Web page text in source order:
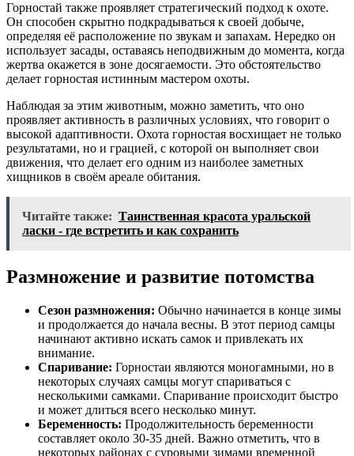
Горностай также проявляет стратегический подход к охоте.
Он способен скрытно подкрадываться к своей добыче,
определяя её расположение по звукам и запахам. Нередко он
использует засады, оставаясь неподвижным до момента, когда
жертва окажется в зоне досягаемости. Это обстоятельство
делает горностая истинным мастером охоты.
Наблюдая за этим животным, можно заметить, что оно
проявляет активность в различных условиях, что говорит о
высокой адаптивности. Охота горностая восхищает не только
результатами, но и грацией, с которой он выполняет свои
движения, что делает его одним из наиболее заметных
хищников в своём ареале обитания.
Читайте также: Таинственная красота уральской
ласки - где встретить и как сохранить
Размножение и развитие потомства
Сезон размножения: Обычно начинается в конце зимы
и продолжается до начала весны. В этот период самцы
начинают активно искать самок и привлекать их
внимание.
Спаривание: Горностаи являются моногамными, но в
некоторых случаях самцы могут спариваться с
несколькими самками. Спаривание происходит быстро
и может длиться всего несколько минут.
Беременность: Продолжительность беременности
составляет около 30-35 дней. Важно отметить, что в
некоторых районах с суровыми зимами временной